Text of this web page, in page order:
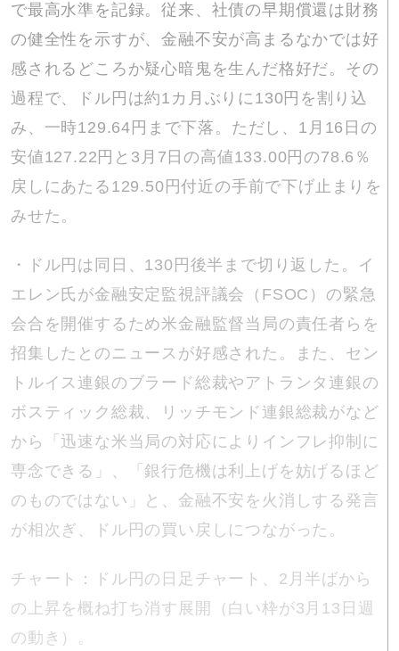
で最高水準を記録。従来、社債の早期償還は財務
の健全性を示すが、金融不安が高まるなかでは好
感されるどころか疑心暗鬼を生んだ格好だ。その
過程で、ドル円は約1カ月ぶりに130円を割り込
み、一時129.64円まで下落。ただし、1月16日の
安値127.22円と3月7日の高値133.00円の78.6％
戻しにあたる129.50円付近の手前で下げ止まりを
みせた。
・ドル円は同日、130円後半まで切り返した。イ
エレン氏が金融安定監視評議会（FSOC）の緊急
会合を開催するため米金融監督当局の責任者らを
招集したとのニュースが好感された。また、セン
トルイス連銀のブラード総裁やアトランタ連銀の
ボスティック総裁、リッチモンド連銀総裁がなど
から「迅速な米当局の対応によりインフレ抑制に
専念できる」、「銀行危機は利上げを妨げるほど
のものではない」と、金融不安を火消しする発言
が相次ぎ、ドル円の買い戻しにつながった。
チャート：ドル円の日足チャート、2月半ばから
の上昇を概ね打ち消す展開（白い枠が3月13日週
の動き）。